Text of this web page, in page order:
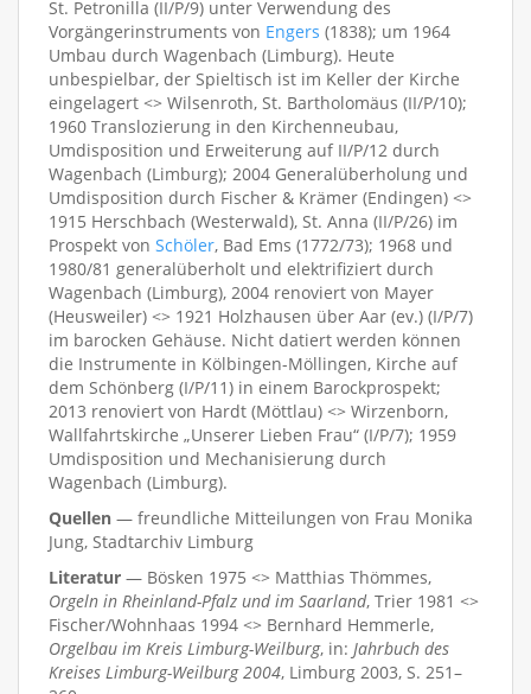
St. Petronilla (II/P/9) unter Verwendung des
Vorgängerinstruments von Engers (1838); um 1964
Umbau durch Wagenbach (Limburg). Heute
unbespielbar, der Spieltisch ist im Keller der Kirche
eingelagert <> Wilsenroth, St. Bartholomäus (II/P/10);
1960 Translozierung in den Kirchenneubau,
Umdisposition und Erweiterung auf II/P/12 durch
Wagenbach (Limburg); 2004 Generalüberholung und
Umdisposition durch Fischer & Krämer (Endingen) <>
1915 Herschbach (Westerwald), St. Anna (II/P/26) im
Prospekt von Schöler, Bad Ems (1772/73); 1968 und
1980/81 generalüberholt und elektrifiziert durch
Wagenbach (Limburg), 2004 renoviert von Mayer
(Heusweiler) <> 1921 Holzhausen über Aar (ev.) (I/P/7)
im barocken Gehäuse. Nicht datiert werden können
die Instrumente in Kölbingen-Möllingen, Kirche auf
dem Schönberg (I/P/11) in einem Barockprospekt;
2013 renoviert von Hardt (Möttlau) <> Wirzenborn,
Wallfahrtskirche „Unserer Lieben Frau“ (I/P/7); 1959
Umdisposition und Mechanisierung durch
Wagenbach (Limburg).
Quellen — freundliche Mitteilungen von Frau Monika
Jung, Stadtarchiv Limburg
Literatur — Bösken 1975 <> Matthias Thömmes,
Orgeln in Rheinland-Pfalz und im Saarland, Trier 1981 <>
Fischer/Wohnhaas 1994 <> Bernhard Hemmerle,
Orgelbau im Kreis Limburg-Weilburg, in: Jahrbuch des
Kreises Limburg-Weilburg 2004, Limburg 2003, S. 251–